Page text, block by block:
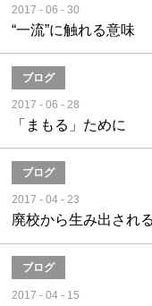
2017 - 06 - 30
“一流”に触れる意味
ブログ
2017 - 06 - 28
「まもる」ために
ブログ
2017 - 04 - 23
廃校から生み出され
ブログ
2017 - 04 - 15